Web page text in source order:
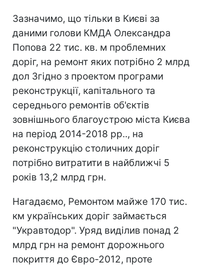
Зазначимо, що тільки в Києві за
даними голови КМДА Олександра
Попова 22 тис. кв. м проблемних
доріг, на ремонт яких потрібно 2 млрд
дол Згідно з проектом програми
реконструкції, капітального та
середнього ремонтів об'єктів
зовнішнього благоустрою міста Києва
на період 2014-2018 рр.., на
реконструкцію столичних доріг
потрібно витратити в найближчі 5
років 13,2 млрд грн.
Нагадаємо, Ремонтом майже 170 тис.
км українських доріг займається
"Укравтодор". Уряд виділив понад 2
млрд грн на ремонт дорожнього
покриття до Євро-2012, проте